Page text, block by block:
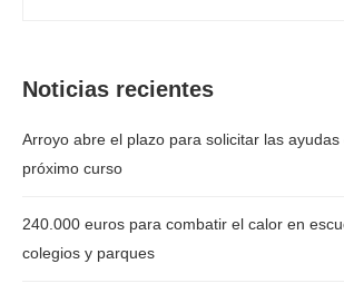
Noticias recientes
Arroyo abre el plazo para solicitar las
próximo curso
240.000 euros para combatir el calor en
colegios y parques